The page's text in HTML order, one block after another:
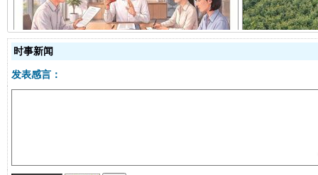
揭开“小金库”的免责幌子
时事新闻
发表感言：